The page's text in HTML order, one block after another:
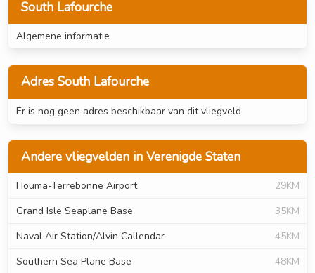
South Lafourche
Algemene informatie
Adres South Lafourche
Er is nog geen adres beschikbaar van dit vliegveld
Andere vliegvelden in Verenigde Staten
Houma-Terrebonne Airport
29KM
Grand Isle Seaplane Base
35KM
Naval Air Station/Alvin Callendar
45KM
Southern Sea Plane Base
48KM